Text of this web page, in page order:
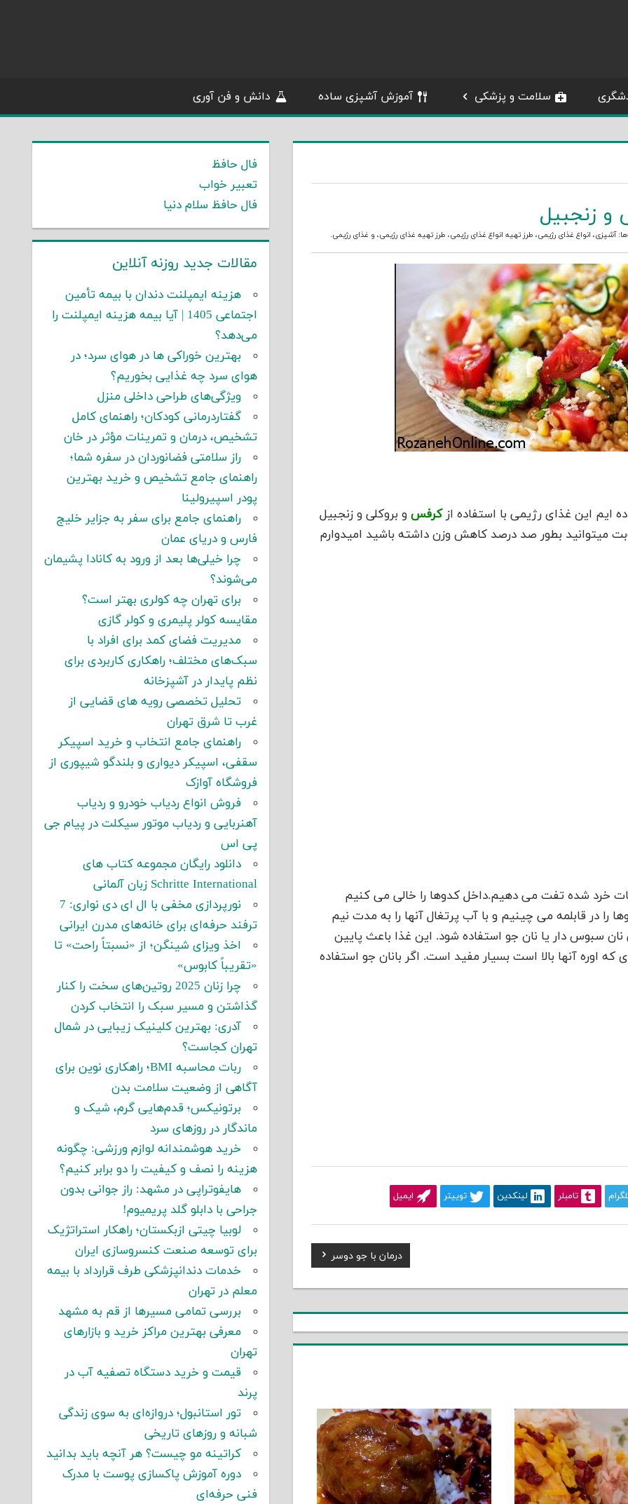
سلامت و پزشکی آموزش آشپزی ساده دانش و فن آوری
و زنجبیل
آشپزی، انواع غذای رژیمی، طرز تهیه انواع غذای رژیمی، طرز تهیه غذای رژیمی، و غذای رژیمی.
ایم این غذای رژیمی با استفاده ازکرفس و بروکلی و زنجبیل
میتوانید بطور صد درصد کاهش وزن داشته باشید امیدوارم
خرد شده تفت می دهیم.داخل کدوها را خالی می کنیم
در قابلمه می چینیم و با آب پرتغال آنها را به مدت نیم
سبوس دار یا نان جو استفاده شود. این غذا باعث پایین
که اوره آنها بالا است بسیار مفید است. اگر بانان جو استفاده
تامبلر لینکدین توییتر ایمیل
Next
Post:
درمان با جو دوسر
فال حافظ
تعبیر خواب
فال حافظ سلام دنیا
مقالات جدید روزنه آنلاین
هزینه ایمپلنت دندان با بیمه تأمین
اجتماعی 1405 | آیا بیمه هزینه ایمپلنت را
می‌دهد؟
بهترین خوراکی ها در هوای سرد؛ در
هوای سرد چه غذایی بخوریم؟
ویژگی‌های طراحی داخلی منزل
گفتاردرمانی کودکان؛ راهنمای کامل
تشخیص، درمان و تمرینات مؤثر در خان
راز سلامتی فضانوردان در سفره شما؛
راهنمای جامع تشخیص و خرید بهترین
پودر اسپیرولینا
راهنمای جامع برای سفر به جزایر خلیج
فارس و دریای عمان
چرا خیلی‌ها بعد از ورود به کانادا پشیمان
می‌شوند؟
برای تهران چه کولری بهتر است؟
مقایسه کولر پلیمری و کولر گازی
مدیریت فضای کمد برای افراد با
سبک‌های مختلف؛ راهکاری کاربردی برای
نظم پایدار در آشپزخانه
تحلیل تخصصی رویه های قضایی از
غرب تا شرق تهران
راهنمای جامع انتخاب و خرید اسپیکر
سقفی، اسپیکر دیواری و بلندگو شیپوری از
فروشگاه آوازک
فروش انواع ردیاب خودرو و ردیاب
آهنربایی و ردیاب موتور سیکلت در پیام جی
پی اس
دانلود رایگان مجموعه کتاب های
Schritte International زبان آلمانی
نورپردازی مخفی با ال ای دی نواری: 7
ترفند حرفه‌ای برای خانه‌های مدرن ایرانی
اخذ ویزای شینگن؛ از «نسبتاً راحت» تا
«تقریباً کابوس»
چرا زنان 2025 روتین‌های سخت را کنار
گذاشتن و مسیر سبک را انتخاب کردن
آدری: بهترین کلینیک زیبایی در شمال
تهران کجاست؟
ربات محاسبه BMI؛ راهکاری نوین برای
آگاهی از وضعیت سلامت بدن
برتونیکس؛ قدم‌هایی گرم، شیک و
ماندگار در روزهای سرد
خرید هوشمندانه لوازم ورزشی: چگونه
هزینه را نصف و کیفیت را دو برابر کنیم؟
هایفوتراپی در مشهد: راز جوانی بدون
جراحی با دابلو گلد پریمیوم!
لوبیا چیتی ازبکستان؛ راهکار استراتژیک
برای توسعه صنعت کنسروسازی ایران
خدمات دندانپزشکی طرف قرارداد با بیمه
معلم در تهران
بررسی تمامی مسیرها از قم به مشهد
معرفی بهترین مراکز خرید و بازارهای
تهران
قیمت و خرید دستگاه تصفیه آب در
پرند
تور استانبول؛ دروازه‌ای به سوی زندگی
شبانه و روزهای تاریخی
کراتینه مو چیست؟ هر آنچه باید بدانید
دوره آموزش پاکسازی پوست با مدرک
فنی حرفه‌ای